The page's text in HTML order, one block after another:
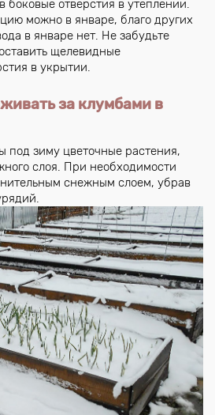
боковые отверстия в утеплении.
можно в январе, благо других
в январе нет. Не забудьте
щелевидные
в укрытии.
за клумбами в
под зиму цветочные растения,
слоя. При необходимости
снежным слоем, убрав